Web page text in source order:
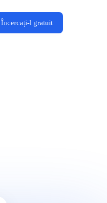
Încercați-l gratuit